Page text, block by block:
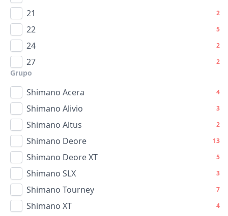
21 2
22 5
24 2
27 2
Grupo
Shimano Acera 4
Shimano Alivio 3
Shimano Altus 2
Shimano Deore 13
Shimano Deore XT 5
Shimano SLX 3
Shimano Tourney 7
Shimano XT 4